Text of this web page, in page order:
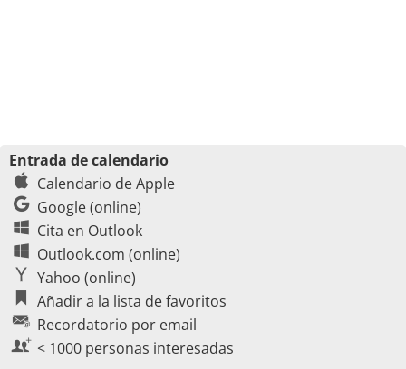
Entrada de calendario
Calendario de Apple
Google (online)
Cita en Outlook
Outlook.com (online)
Yahoo (online)
Añadir a la lista de favoritos
Recordatorio por email
< 1000 personas interesadas